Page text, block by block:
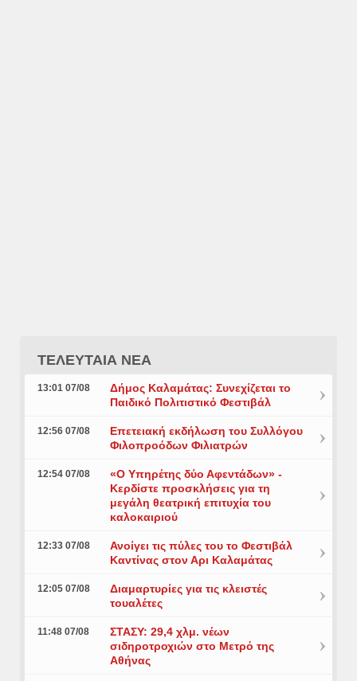
ΤΕΛΕΥΤΑΙΑ ΝΕΑ
13:01 07/08
Δήμος Καλαμάτας: Συνεχίζεται το
Παιδικό Πολιτιστικό Φεστιβάλ
12:56 07/08
Επετειακή εκδήλωση του Συλλόγου
Φιλοπροόδων Φιλιατρών
12:54 07/08
«Ο Υπηρέτης δύο Αφεντάδων» -
Κερδίστε προσκλήσεις για τη
μεγάλη θεατρική επιτυχία του
καλοκαιριού
12:33 07/08
Ανοίγει τις πύλες του το Φεστιβάλ
Καντίνας στον Αρι Καλαμάτας
12:05 07/08
Διαμαρτυρίες για τις κλειστές
τουαλέτες
11:48 07/08
ΣΤΑΣΥ: 29,4 χλμ. νέων
σιδηροτροχιών στο Μετρό της
Αθήνας